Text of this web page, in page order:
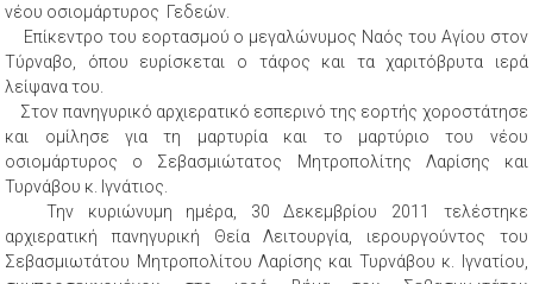
νέου οσιομάρτυρος Γεδεών.
Επίκεντρο του εορτασμού ο μεγαλώνυμος Ναός του Αγίου στον
Τύρναβο, όπου ευρίσκεται ο τάφος και τα χαριτόβρυτα ιερά
λείψανα του.
Στον πανηγυρικό αρχιερατικό εσπερινό της εορτής χοροστάτησε
και ομίλησε για τη μαρτυρία και το μαρτύριο του νέου
οσιομάρτυρος ο Σεβασμιώτατος Μητροπολίτης Λαρίσης και
Τυρνάβου κ. Ιγνάτιος.
Την κυριώνυμη ημέρα, 30 Δεκεμβρίου 2011 τελέστηκε
αρχιερατική πανηγυρική Θεία Λειτουργία, ιερουργούντος του
Σεβασμιωτάτου Μητροπολίτου Λαρίσης και Τυρνάβου κ. Ιγνατίου,